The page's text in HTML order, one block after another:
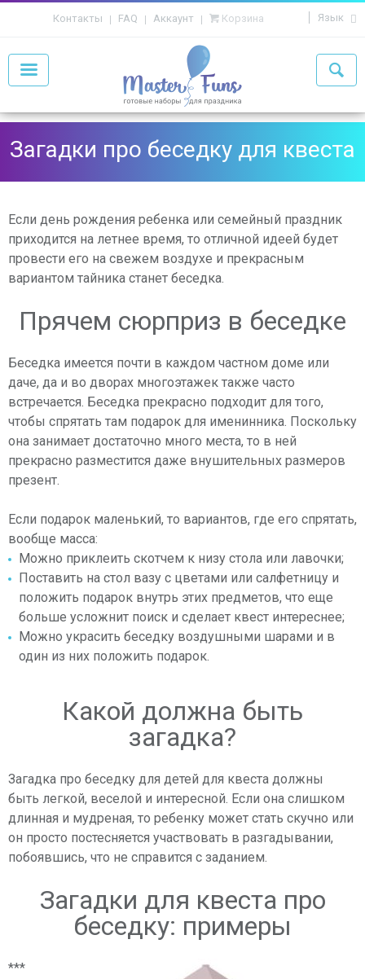
Контакты FAQ Аккаунт Корзина Язык
Загадки про беседку для квеста
Если день рождения ребенка или семейный праздник
приходится на летнее время, то отличной идеей будет
провести его на свежем воздухе и прекрасным
вариантом тайника станет беседка.
Прячем сюрприз в беседке
Беседка имеется почти в каждом частном доме или
даче, да и во дворах многоэтажек также часто
встречается. Беседка прекрасно подходит для того,
чтобы спрятать там подарок для именинника. Поскольку
она занимает достаточно много места, то в ней
прекрасно разместится даже внушительных размеров
презент.
Если подарок маленький, то вариантов, где его спрятать,
вообще масса:
Можно приклеить скотчем к низу стола или лавочки;
Поставить на стол вазу с цветами или салфетницу и
положить подарок внутрь этих предметов, что еще
больше усложнит поиск и сделает квест интереснее;
Можно украсить беседку воздушными шарами и в
один из них положить подарок.
Какой должна быть
загадка?
Загадка про беседку для детей для квеста должны
быть легкой, веселой и интересной. Если она слишком
длинная и мудреная, то ребенку может стать скучно или
он просто постесняется участвовать в разгадывании,
побоявшись, что не справится с заданием.
Загадки для квеста про
беседку: примеры
***